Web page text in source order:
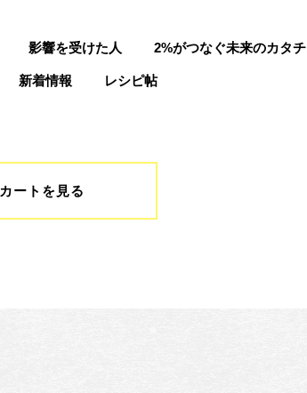
影響を受けた人 2%がつなぐ未来のカタチ
新着情報 レシピ帖
カートを見る